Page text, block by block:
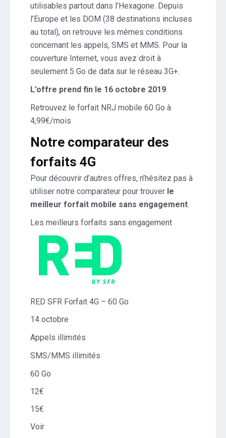
utilisables partout dans l’Hexagone. Depuis
l’Europe et les DOM (38 destinations incluses
au total), on retrouve les mêmes conditions
concernant les appels, SMS et MMS. Pour la
couverture Internet, vous avez droit à
seulement 5 Go de data sur le réseau 3G+.
L’offre prend fin le 16 octobre 2019.
Retrouvez le forfait NRJ mobile 60 Go à
4,99€/mois
Notre comparateur des
forfaits 4G
Pour découvrir d’autres offres, n’hésitez pas à
utiliser notre comparateur pour trouver le
meilleur forfait mobile sans engagement.
Les meilleurs forfaits sans engagement
RED SFR Forfait 4G – 60 Go
14 octobre
Appels illimités
SMS/MMS illimités
60 Go
12€
15€
Voir